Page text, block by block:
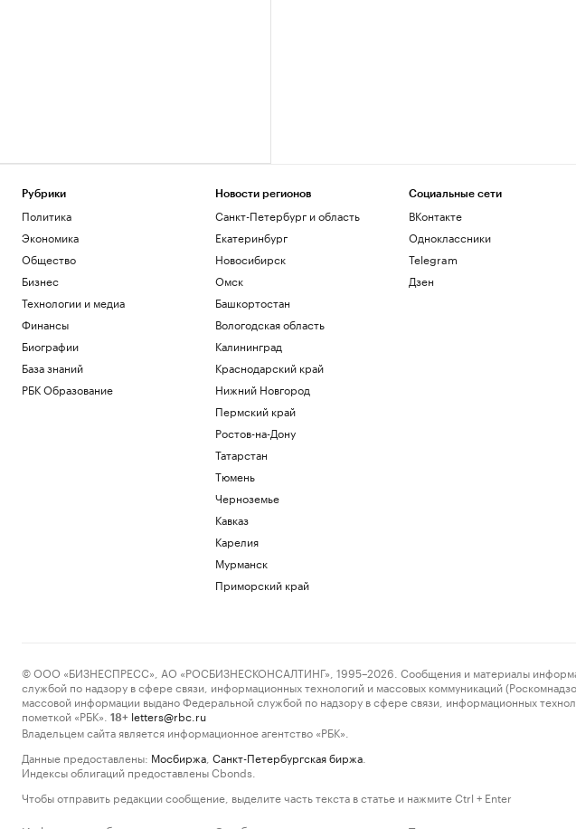
Рубрики
Политика
Экономика
Общество
Бизнес
Технологии и медиа
Финансы
Биографии
База знаний
РБК Образование
Новости регионов
Санкт-Петербург и область
Екатеринбург
Новосибирск
Омск
Башкортостан
Вологодская область
Калининград
Краснодарский край
Нижний Новгород
Пермский край
Ростов-на-Дону
Татарстан
Тюмень
Черноземье
Кавказ
Карелия
Мурманск
Приморский край
Социальные сети
ВКонтакте
Одноклассники
Telegram
Дзен
© ООО «БИЗНЕСПРЕСС», АО «РОСБИЗНЕСКОНСАЛТИНГ», 1995–2026. Сообщения и материалы
службой по надзору в сфере связи, информационных технологий и массовых коммуникаций
массовой информации выдано Федеральной службой по надзору в сфере связи, информационных
пометкой «РБК».
18+ letters@rbc.ru
Владельцем сайта является информационное агентство «РБК».
Данные предоставлены: Мосбиржа Санкт-Петербургская биржа
Индексы облигаций предоставлены Cbonds.
Чтобы отправить редакции сообщение, выделите часть текста в статье и нажмите Ctrl + Enter